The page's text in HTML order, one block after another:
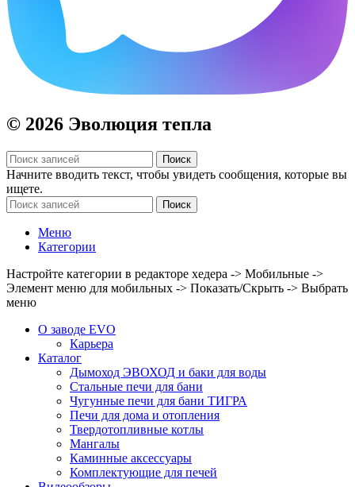
© 2026 Эволюция тепла
Поиск
Начните вводить текст, чтобы увидеть сообщения, которые вы
ищете.
Поиск
Меню
Категории
Настройте категории в редакторе хедера -> Мобильные ->
Элемент меню для мобильных -> Показать/Скрыть -> Выбрать
меню
О заводе EVO
Карьера
Каталог
Дымоход ЭВОХОД и баки для воды
Стальные печи для бани
Чугунные печи для бани ТИГРА
Печи для дома и отопления
Твердотопливные котлы
Мангалы
Каминные аксессуары
Комплектующие для печей